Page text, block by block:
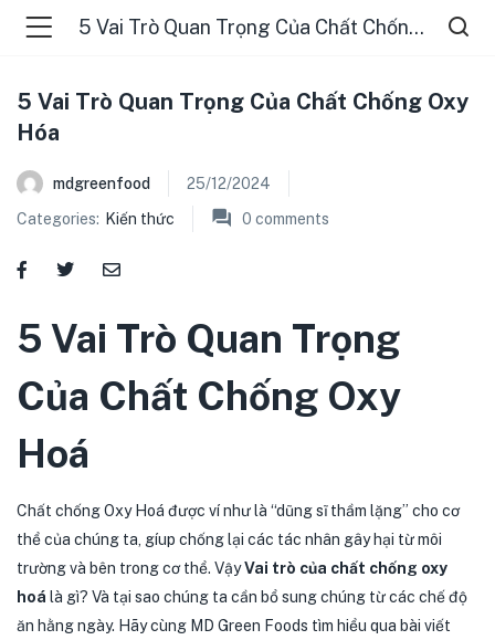
(ĐIỂM BÁN )
(TIN TỨC )
5 Vai Trò Quan Trọng Của Chất Chống Oxy Hóa
5 Vai Trò Quan Trọng Của Chất Chống Oxy
Hóa
mdgreenfood
25/12/2024
Categories: Kiến thức 0 comments
5 Vai Trò Quan Trọng
Của Chất Chống Oxy
Hoá
Chất chống Oxy Hoá được ví như là “dũng sĩ thầm lặng” cho cơ
thể của chúng ta, gíup chống lại các tác nhân gây hại từ môi
trường và bên trong cơ thể. VậyVai trò của chất chống oxy
hoá là gì? Và tại sao chúng ta cần bổ sung chúng từ các chế độ
ăn hằng ngày. Hãy cùng MD Green Foods tìm hiểu qua bài viết